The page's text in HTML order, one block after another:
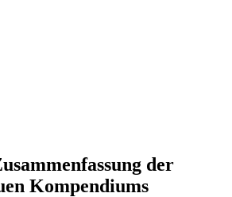
der
Kompendiums